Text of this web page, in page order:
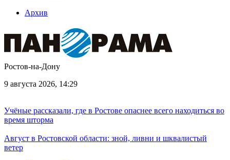
Архив
Ростов-на-Дону
9 августа 2026, 14:29
Учёные рассказали, где в Ростове опаснее всего находиться во
время шторма
Август в Ростовской области: зной, ливни и шквалистый
ветер